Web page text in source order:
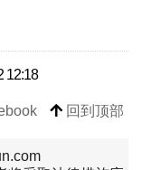
12:18
回到顶部